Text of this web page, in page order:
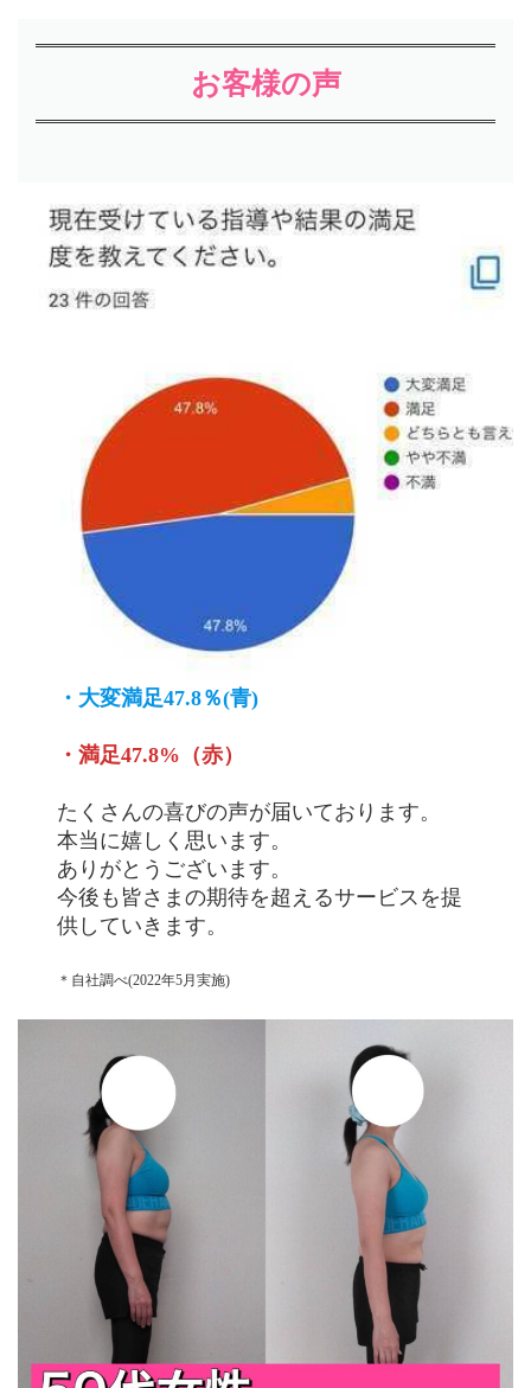
お客様の声
・大変満足47.8％(青)
・満足47.8%（赤）
たくさんの喜びの声が届いております。
本当に嬉しく思います。
ありがとうございます。
今後も皆さまの期待を超えるサービスを提
供していきます。
＊自社調べ(2022年5月実施)